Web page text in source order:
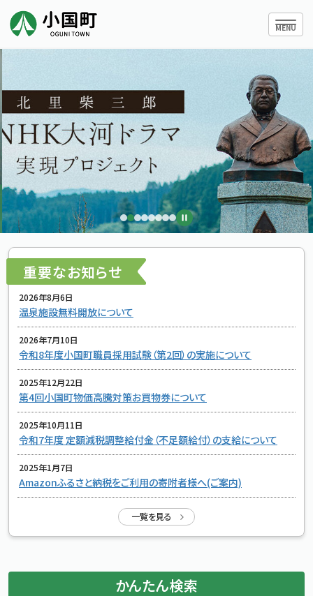
ハンバ
MENU
小国町について
暮らしの情報
行政情報
条例・規則
小国町議会
文字の大きさをもとの大きさに戻す
文字を大きくする
背景色変更 白 黒 青
Foreign Language
メニューを閉じる
重要なお知らせ
2026年8月6日
温泉施設無料開放について
2026年7月10日
令和8年度小国町職員採用試験（第2回）の実施について
2025年12月22日
第4回小国町物価高騰対策お買物券について
2025年10月11日
令和7年度 定額減税調整給付金（不足額給付）の支給について
2025年1月7日
Amazonふるさと納税をご利用の寄附者様へ(ご案内)
一覧を見る
かんたん検索